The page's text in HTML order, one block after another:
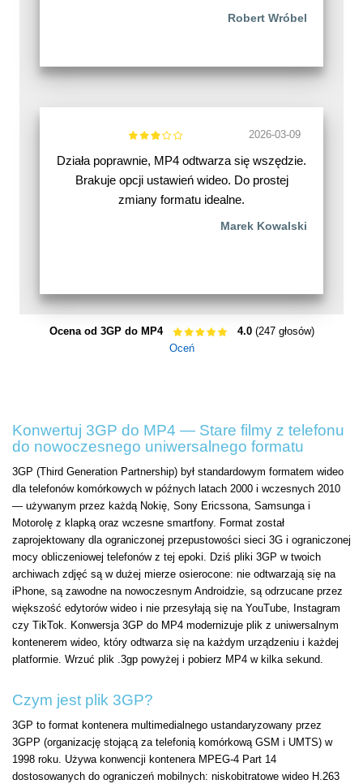
Robert Wróbel
2026-03-09
Działa poprawnie, MP4 odtwarza się wszędzie.
Brakuje opcji ustawień wideo. Do prostej
zmiany formatu idealne.
Marek Kowalski
Ocena od 3GP do MP4 4.0(247 głosów)
Oceń
Konwertuj 3GP do MP4 — Stare filmy z telefonu
do nowoczesnego uniwersalnego formatu
3GP (Third Generation Partnership) był standardowym formatem wideo
dla telefonów komórkowych w późnych latach 2000 i wczesnych 2010
— używanym przez każdą Nokię, Sony Ericssona, Samsunga i
Motorolę z klapką oraz wczesne smartfony. Format został
zaprojektowany dla ograniczonej przepustowości sieci 3G i ograniczonej
mocy obliczeniowej telefonów z tej epoki. Dziś pliki 3GP w twoich
archiwach zdjęć są w dużej mierze osierocone: nie odtwarzają się na
iPhone, są zawodne na nowoczesnym Androidzie, są odrzucane przez
większość edytorów wideo i nie przesyłają się na YouTube, Instagram
czy TikTok. Konwersja 3GP do MP4 modernizuje plik z uniwersalnym
kontenerem wideo, który odtwarza się na każdym urządzeniu i każdej
platformie. Wrzuć plik .3gp powyżej i pobierz MP4 w kilka sekund.
Czym jest plik 3GP?
3GP to format kontenera multimedialnego ustandaryzowany przez
3GPP (organizację stojącą za telefonią komórkową GSM i UMTS) w
1998 roku. Używa konwencji kontenera MPEG-4 Part 14
dostosowanych do ograniczeń mobilnych: niskobitratowe wideo H.263